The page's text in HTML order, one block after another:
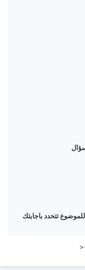
تتحدد باجابتك